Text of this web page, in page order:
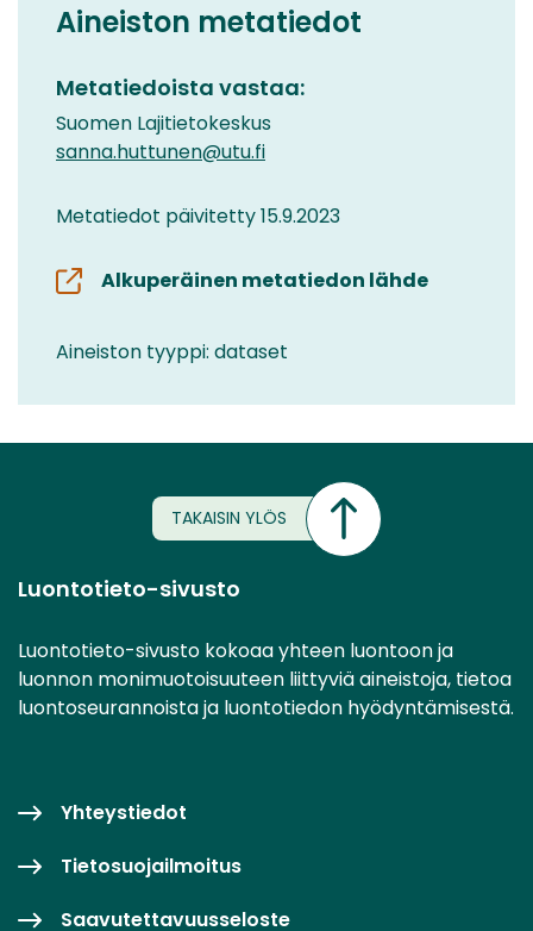
Aineiston metatiedot
Metatiedoista vastaa:
Suomen Lajitietokeskus
sanna.huttunen@utu.fi
Metatiedot päivitetty 15.9.2023
Alkuperäinen metatiedon lähde
Aineiston tyyppi: dataset
TAKAISIN YLÖS
Luontotieto-sivusto
Luontotieto-sivusto kokoaa yhteen luontoon ja
luonnon monimuotoisuuteen liittyviä aineistoja, tietoa
luontoseurannoista ja luontotiedon hyödyntämisestä.
Yhteystiedot
Tietosuojailmoitus
Saavutettavuusseloste